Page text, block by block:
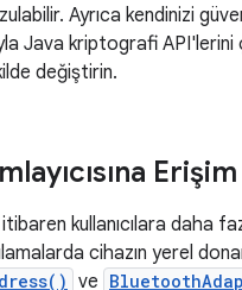
Ayrıca kendinizi
Java kriptografi
değiştirin.
Erişim
kullanıcılara daha
cihazın yerel
ve